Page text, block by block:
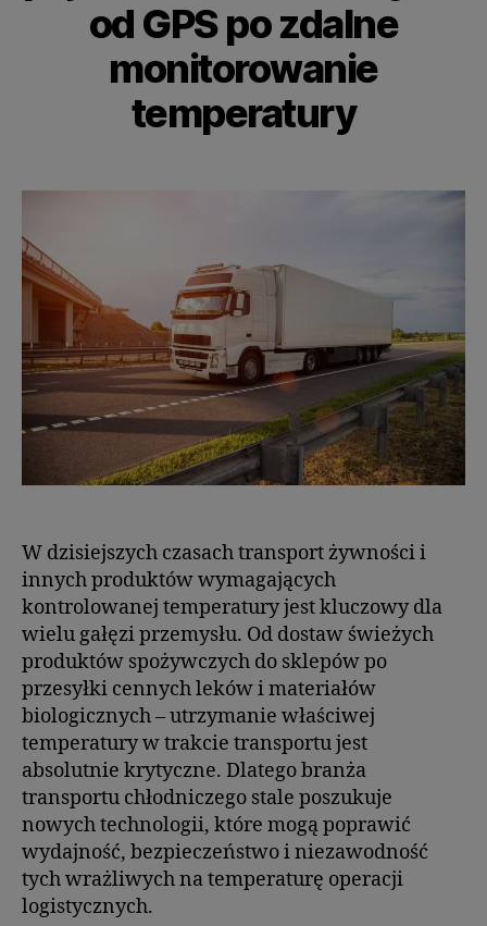
od GPS po zdalne
monitorowanie
temperatury
W dzisiejszych czasach transport żywności i
innych produktów wymagających
kontrolowanej temperatury jest kluczowy dla
wielu gałęzi przemysłu. Od dostaw świeżych
produktów spożywczych do sklepów po
przesyłki cennych leków i materiałów
biologicznych – utrzymanie właściwej
temperatury w trakcie transportu jest
absolutnie krytyczne. Dlatego branża
transportu chłodniczego stale poszukuje
nowych technologii, które mogą poprawić
wydajność, bezpieczeństwo i niezawodność
tych wrażliwych na temperaturę operacji
logistycznych.